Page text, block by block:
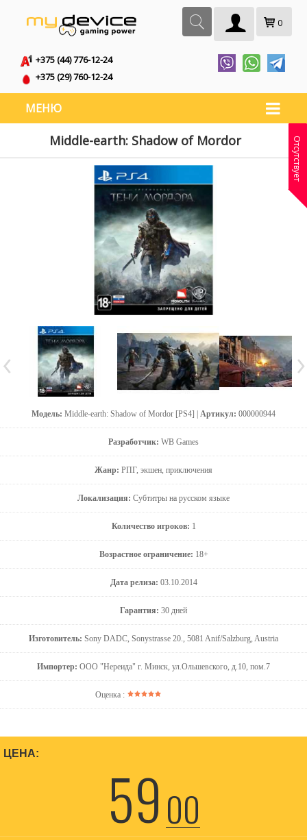
0
+375 (44) 776-12-24
+375 (29) 760-12-24
МЕНЮ
Middle-earth: Shadow of Mordor
Модель: Middle-earth: Shadow of Mordor [PS4] | Артикул: 000000944
Разработчик: WB Games
Жанр: РПГ, экшен, приключения
Локализация: Субтитры на русском языке
Количество игроков: 1
Возрастное ограничение: 18+
Дата релиза: 03.10.2014
Гарантия: 30 дней
Изготовитель: Sony DADC, Sonystrasse 20., 5081 Anif/Salzburg, Austria
Импортер: ООО "Нереида" г. Минск, ул.Ольшевского, д.10, пом.7
Оценка :
Отсутствует
ЦЕНА:
5900